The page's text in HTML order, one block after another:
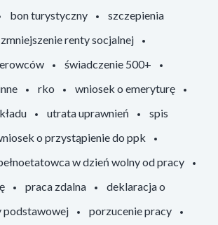
bon turystyczny
szczepienia
zmniejszenie renty socjalnej
świadczenie 500+
rko
wniosek o emeryturę
utrata uprawnień
spis
o przystąpienie do ppk
w dzień wolny od pracy
praca zdalna
deklaracja o
podstawowej
porzucenie pracy